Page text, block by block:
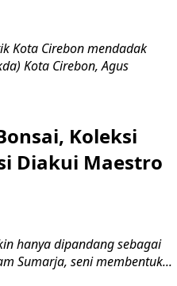
Kota Cirebon mendadak
Kota Cirebon, Agus
Koleksi
Diakui Maestro
hanya dipandang sebagai
Sumarja, seni membentuk...